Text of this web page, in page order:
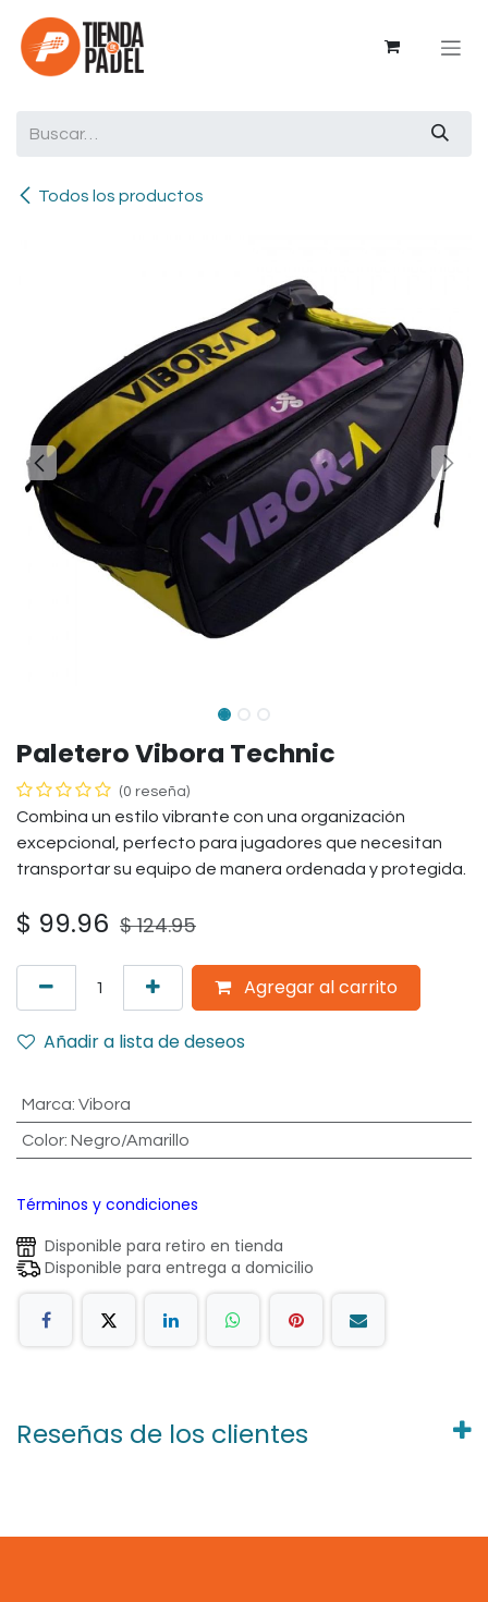
Ir al contenido
Todos los productos
Paletero Vibora Technic
(0 reseña)
Combina un estilo vibrante con una organización
excepcional, perfecto para jugadores que necesitan
transportar su equipo de manera ordenada y protegida.
$ 99.96 $124.95
Agregar al carrito
Añadir a lista de deseos
Marca: Vibora
Color: Negro/Amarillo
Términos y condiciones
Disponible para retiro en tienda
Disponible para entrega a domicilio
Reseñas de los clientes